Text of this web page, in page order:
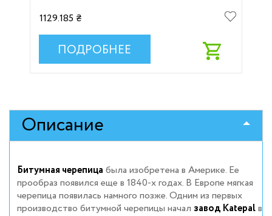
1129.185 ₴
ПОДРОБНЕЕ
Описание
Битумная черепица была изобретена в Америке. Ее
прообраз появился еще в 1840-х годах. В Европе мягкая
черепица появилась намного позже. Одним из первых
производство битумной черепицы начал завод Katepalв